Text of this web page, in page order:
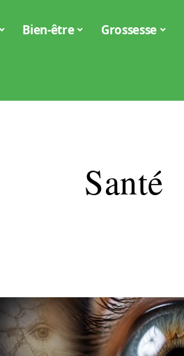
Bien-être Grossesse
Santé